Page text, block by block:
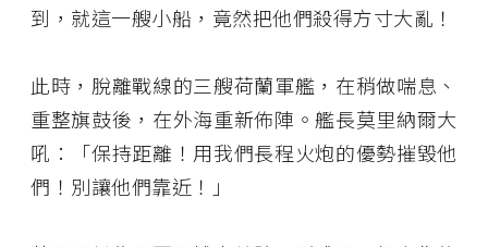
到，就這一艘小船，竟然把他們殺得方寸大亂！
此時，脫離戰線的三艘荷蘭軍艦，在稍做喘息、
重整旗鼓後，在外海重新佈陣。艦長莫里納爾大
吼：「保持距離！用我們長程火炮的優勢摧毀他
們！別讓他們靠近！」